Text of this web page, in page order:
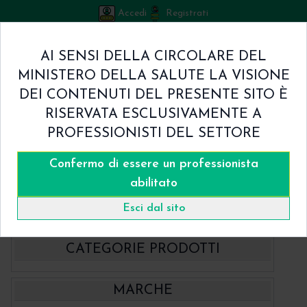
Accedi Registrati
Bicuspid
Home
Shop
Termini & Condizioni
Contatti
Carrello
Catalogo
Home Catalogo - Hahnenkratt Specilli ERGOform Bianchi Hahnenkratt
CATEGORIE PRODOTTI
- BBraun BiomaterialeMARCHE
AI SENSI DELLA CIRCOLARE DEL
MINISTERO DELLA SALUTE LA VISIONE
DEI CONTENUTI DEL PRESENTE SITO È
RISERVATA ESCLUSIVAMENTE A
PROFESSIONISTI DEL SETTORE
Esci dal sito
Confermo di essere un professionista
abilitato